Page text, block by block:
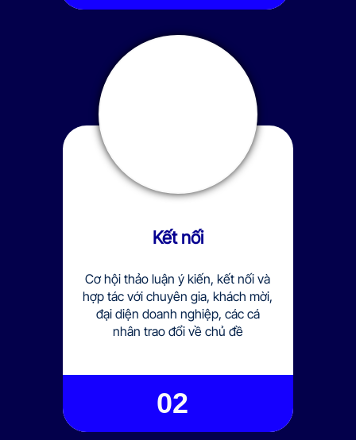
Cơ hội thảo luận ý kiến, kết nối và
hợp tác với chuyên gia, khách mời,
đại diện doanh nghiệp, các cá
nhân trao đổi về chủ đề
Kết nối
02